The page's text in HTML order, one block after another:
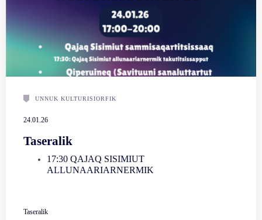
UNNUK KULTURISIORFIK
24.01.26
Taseralik
17:30 QAJAQ SISIMIUT
ALLUNAARIARNERMIK
Taseralik